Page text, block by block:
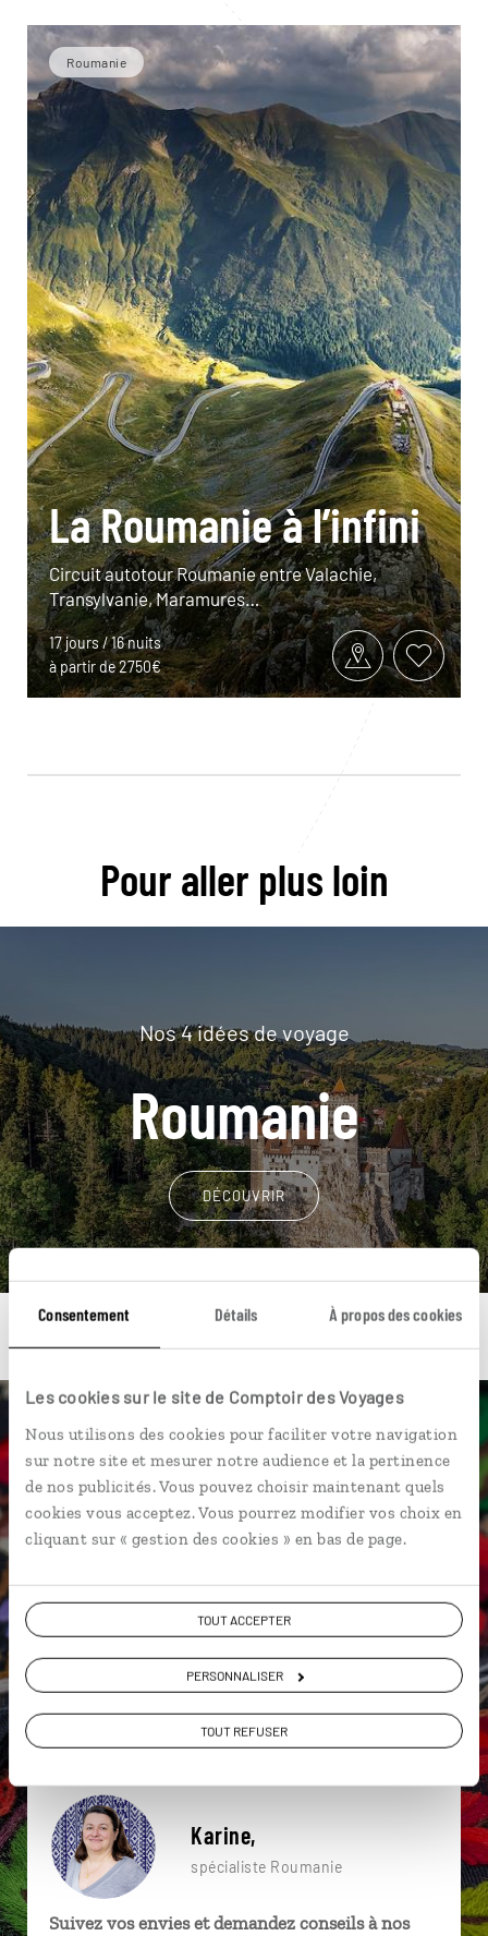
Consentement Détails À propos des cookies
Les cookies sur le site de Comptoir des Voyages
Nous utilisons des cookies pour faciliter votre navigation
sur notre site et mesurer notre audience et la pertinence
de nos publicités. Vous pouvez choisir maintenant quels
cookies vous acceptez. Vous pourrez modifier vos choix en
cliquant sur « gestion des cookies » en bas de page.
TOUT ACCEPTER
PERSONNALISER
TOUT REFUSER
Roumanie
La Roumanie à l’infini
Circuit autotour Roumanie entre Valachie,
Transylvanie, Maramures…
17 jours / 16 nuits
à partir de 2750€
Pour aller plus loin
Nos 4 idées de voyage
Roumanie
DÉCOUVRIR
Une envie de voyage
particulière ?
Brasov Château de Bran Curtea de Arges
Budapest
Château des Corvin
Église fortifiée de Biertan Bucarest
Karine,
spécialiste Roumanie
Suivez vos envies et demandez conseils à nos